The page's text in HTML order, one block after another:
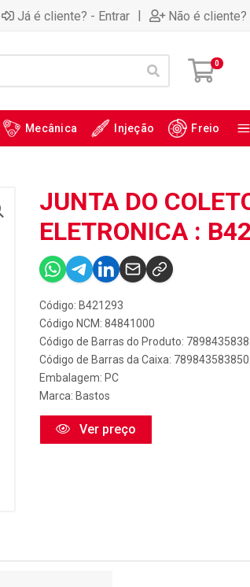
Já é cliente? - Entrar | Não é
0
Mecânica Injeção Freio
JUNTA DO
ELETRONICA :
Código: B421293
Código NCM: 84841000
Código de Barras do Produto:
Código de Barras da Caixa:
Embalagem: PC
Marca: Bastos
Ver preço